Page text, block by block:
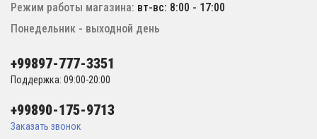
Режим работы магазина: вт-вс: 8:00 - 17:00
Понедельник - выходной день
+99897-777-3351
Поддержка: 09:00-20:00
+99890-175-9713
Заказать звонок